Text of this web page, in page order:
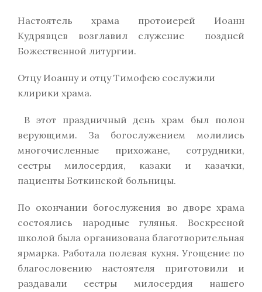
Настоятель храма протоиерей Иоанн
Кудрявцев возглавил служение поздней
Божественной литургии.
Отцу Иоанну и отцу Тимофею сослужили
клирики храма.
В этот праздничный день храм был полон
верующими. За богослужением молились
многочисленные прихожане, сотрудники,
сестры милосердия, казаки и казачки,
пациенты Боткинской больницы.
По окончании богослужения во дворе храма
состоялись народные гулянья. Воскресной
школой была организована благотворительная
ярмарка. Работала полевая кухня. Угощение по
благословению настоятеля приготовили и
раздавали сестры милосердия нашего